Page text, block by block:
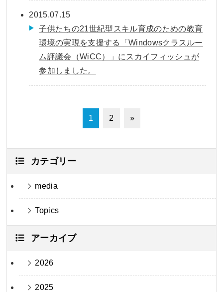
2015.07.15
子供たちの21世紀型スキル育成のための教育
環境の実現を支援する「Windowsクラスルー
ム評議会（WiCC）」にスカイフィッシュが
参加しました。
1 2 »
カテゴリー
media
Topics
アーカイブ
2026
2025